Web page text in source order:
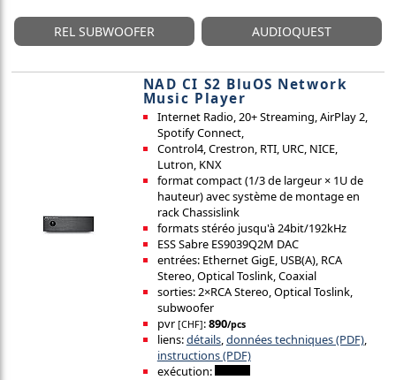
REL SUBWOOFER AUDIOQUEST
NAD CI S2 BluOS Network
Music Player
Internet Radio, 20+ Streaming, AirPlay 2,
Spotify Connect,
Control4, Crestron, RTI, URC, NICE,
Lutron, KNX
format compact (1/3 de largeur × 1U de
hauteur) avec système de montage en
rack Chassislink
formats stéréo jusqu'à 24bit/192kHz
ESS Sabre ES9039Q2M DAC
entrées: Ethernet GigE, USB(A), RCA
Stereo, Optical Toslink, Coaxial
sorties: 2×RCA Stereo, Optical Toslink,
subwoofer
pvr [CHF]:890/pcs
liens:détails,données techniques (PDF),
instructions (PDF)
exécution: